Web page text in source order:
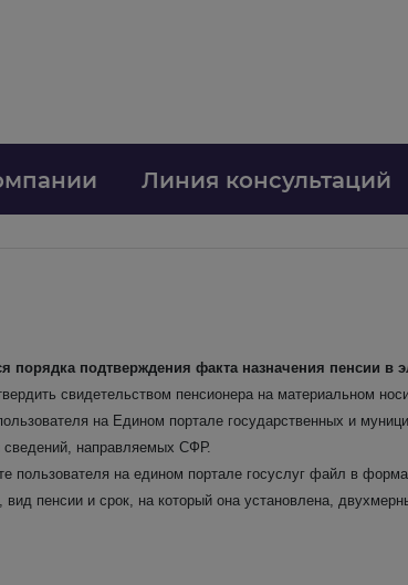
Линия консультаций
порядка подтверждения факта назначения пенсии в
свидетельством пенсионера на материальном
на Едином портале государственных и
сведений, направляемых СФР.
пользователя на едином портале госуслуг файл в
вид пенсии и срок, на который она установлена,